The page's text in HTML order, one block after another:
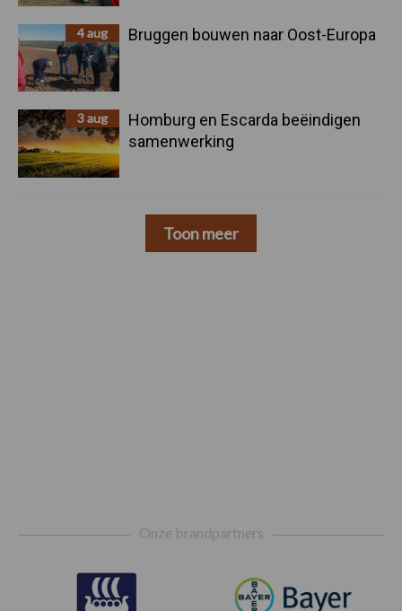
4 aug Bruggen bouwen naar Oost-Europa
3 aug
Homburg en Escarda beëindigen
samenwerking
Toon meer
Onze brandpartners